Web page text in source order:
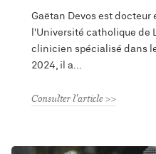
Gaëtan Devos est docteur
l'Université catholique de
clinicien spécialisé dans
2024, il a
Consulter l'article